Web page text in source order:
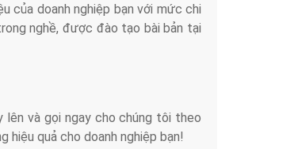
của doanh nghiệp bạn với mức chi
nghề, được đào tạo bài bản tại
lên và gọi ngay cho chúng tôi theo
hiệu quả cho doanh nghiệp bạn!